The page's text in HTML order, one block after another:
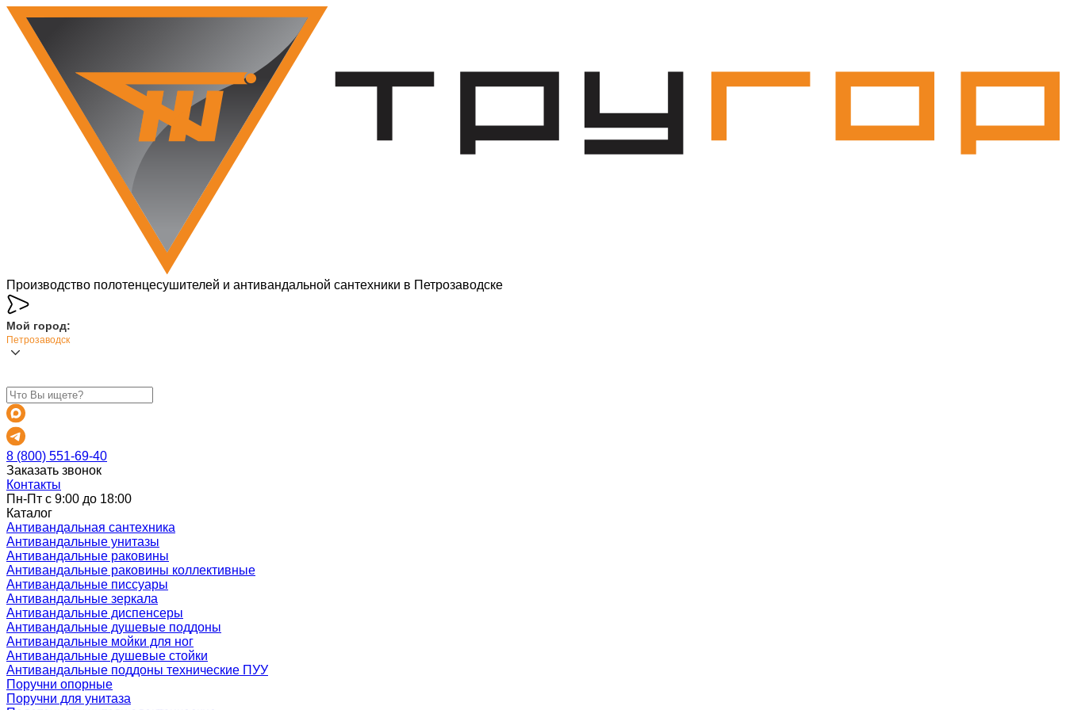
Производство полотенцесушителей и антивандальной сантехники в Петрозаводске
Мой город:
Петрозаводск
8 (800) 551-69-40
Заказать звонок
Контакты
Пн-Пт с 9:00 до 18:00
Каталог
Антивандальная сантехника
Антивандальные унитазы
Антивандальные раковины
Антивандальные раковины коллективные
Антивандальные писсуары
Антивандальные зеркала
Антивандальные диспенсеры
Антивандальные душевые поддоны
Антивандальные мойки для ног
Антивандальные душевые стойки
Антивандальные поддоны технические ПУУ
Поручни опорные
Поручни для унитаза